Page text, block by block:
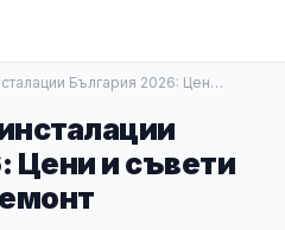
България 2026: Цен…
Цени и съвети